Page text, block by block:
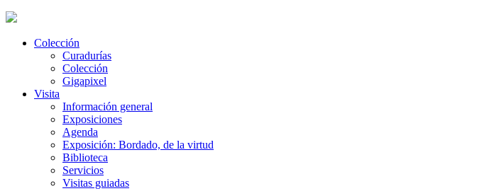
Colección
Curadurías
Colección
Gigapixel
Visita
Información general
Exposiciones
Agenda
Exposición: Bordado, de la virtud
Biblioteca
Servicios
Visitas guiadas